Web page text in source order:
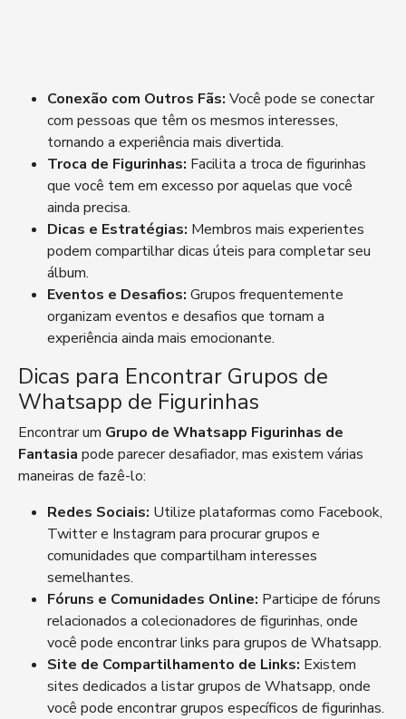
Conexão com Outros Fãs: Você pode se conectar
com pessoas que têm os mesmos interesses,
tornando a experiência mais divertida.
Troca de Figurinhas: Facilita a troca de figurinhas
que você tem em excesso por aquelas que você
ainda precisa.
Dicas e Estratégias: Membros mais experientes
podem compartilhar dicas úteis para completar seu
álbum.
Eventos e Desafios: Grupos frequentemente
organizam eventos e desafios que tornam a
experiência ainda mais emocionante.
Dicas para Encontrar Grupos de
Whatsapp de Figurinhas
Encontrar um Grupo de Whatsapp Figurinhas de
Fantasia pode parecer desafiador, mas existem várias
maneiras de fazê-lo:
Redes Sociais: Utilize plataformas como Facebook,
Twitter e Instagram para procurar grupos e
comunidades que compartilham interesses
semelhantes.
Fóruns e Comunidades Online: Participe de fóruns
relacionados a colecionadores de figurinhas, onde
você pode encontrar links para grupos de Whatsapp.
Site de Compartilhamento de Links: Existem
sites dedicados a listar grupos de Whatsapp, onde
você pode encontrar grupos específicos de figurinhas.